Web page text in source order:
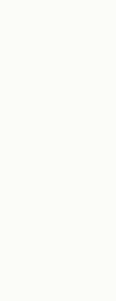
Loire Vélo
services as
will enjoy a
at the
Interessiert
LOIRE VELO